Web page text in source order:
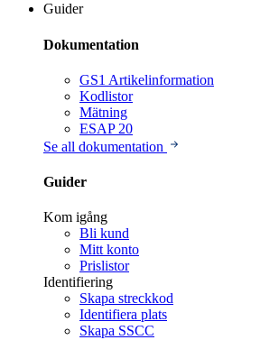
Guider
Dokumentation
GS1 Artikelinformation
Kodlistor
Mätning
ESAP 20
Se all dokumentation
Guider
Kom igång
Bli kund
Mitt konto
Prislistor
Identifiering
Skapa streckkod
Identifiera plats
Skapa SSCC